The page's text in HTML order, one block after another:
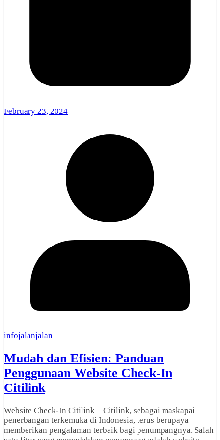
February 23, 2024
infojalanjalan
Mudah dan Efisien: Panduan
Penggunaan Website Check-In
Citilink
Website Check-In Citilink – Citilink, sebagai maskapai
penerbangan terkemuka di Indonesia, terus berupaya
memberikan pengalaman terbaik bagi penumpangnya. Salah